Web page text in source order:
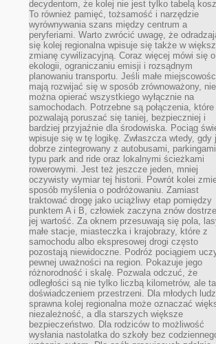
decydentom, że kolej nie jest tylko tabelą
To również pamięć, tożsamość i narzędzie
wyrównywania szans między centrum a
peryferiami. Warto zwrócić uwagę, że
się kolej regionalna wpisuje się także w
zmianę cywilizacyjną. Coraz więcej mówi się o
ekologii, ograniczaniu emisji i rozsądnym
planowaniu transportu. Jeśli małe
mają rozwijać się w sposób zrównoważony, nie
można opierać wszystkiego wyłącznie na
samochodach. Potrzebne są połączenia, które
pozwalają poruszać się taniej, bezpieczniej i
bardziej przyjaźnie dla środowiska. Pociąg
wpisuje się w tę logikę. Zwłaszcza wtedy, gdy
dobrze zintegrowany z autobusami, parkingami
typu park and ride oraz lokalnymi ścieżkami
rowerowymi. Jest też jeszcze jeden, mniej
oczywisty wymiar tej historii. Powrót kolei
sposób myślenia o podróżowaniu. Zamiast
traktować drogę jako uciążliwy etap pomiędzy
punktem A i B, człowiek zaczyna znów
jej wartość. Za oknem przesuwają się pola,
małe stacje, miasteczka i krajobrazy, które z
samochodu albo ekspresowej drogi często
pozostają niewidoczne. Podróż pociągiem
pewnej uważności na region. Pokazuje jego
różnorodność i skalę. Pozwala odczuć, że
odległości są nie tylko liczbą kilometrów, ale
doświadczeniem przestrzeni. Dla młodych
sprawna kolej regionalna może oznaczać
niezależność, a dla starszych większe
bezpieczeństwo. Dla rodziców to możliwość
wysłania nastolatka do szkoły bez